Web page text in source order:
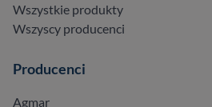
Wszystkie produkty
Wszyscy producenci
Producenci
Agmar